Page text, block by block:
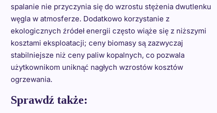
spalanie nie przyczynia się do wzrostu stężenia dwutlenku
węgla w atmosferze. Dodatkowo korzystanie z
ekologicznych źródeł energii często wiąże się z niższymi
kosztami eksploatacji; ceny biomasy są zazwyczaj
stabilniejsze niż ceny paliw kopalnych, co pozwala
użytkownikom uniknąć nagłych wzrostów kosztów
ogrzewania.
Sprawdź także: